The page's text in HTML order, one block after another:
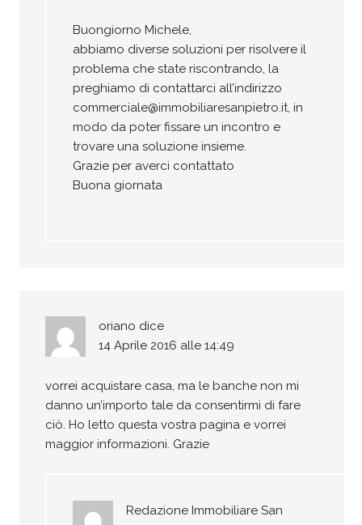
Buongiorno Michele,
abbiamo diverse soluzioni per risolvere il
problema che state riscontrando, la
preghiamo di contattarci all’indirizzo
commerciale@immobiliaresanpietro.it, in
modo da poter fissare un incontro e
trovare una soluzione insieme.
Grazie per averci contattato
Buona giornata
oriano dice
14 Aprile 2016 alle 14:49
vorrei acquistare casa, ma le banche non mi
danno un’importo tale da consentirmi di fare
ciò. Ho letto questa vostra pagina e vorrei
maggior informazioni. Grazie
Redazione Immobiliare San